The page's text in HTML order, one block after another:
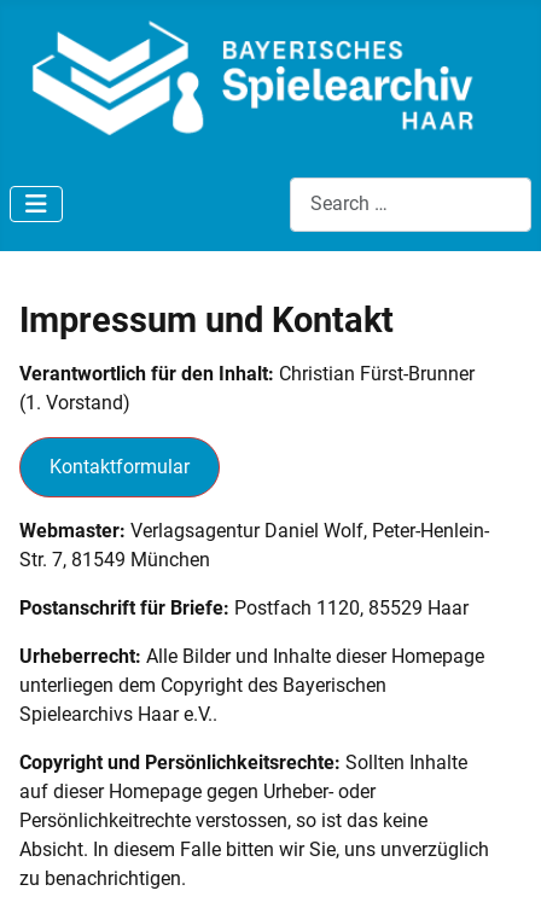
Search
Impressum und Kontakt
Verantwortlich für den Inhalt: Christian Fürst-Brunner
(1. Vorstand)
Kontaktformular
Webmaster: Verlagsagentur Daniel Wolf, Peter-Henlein-
Str. 7, 81549 München
Postanschrift für Briefe: Postfach 1120, 85529 Haar
Urheberrecht: Alle Bilder und Inhalte dieser Homepage
unterliegen dem Copyright des Bayerischen
Spielearchivs Haar e.V..
Copyright und Persönlichkeitsrechte: Sollten Inhalte
auf dieser Homepage gegen Urheber- oder
Persönlichkeitrechte verstossen, so ist das keine
Absicht. In diesem Falle bitten wir Sie, uns unverzüglich
zu benachrichtigen.